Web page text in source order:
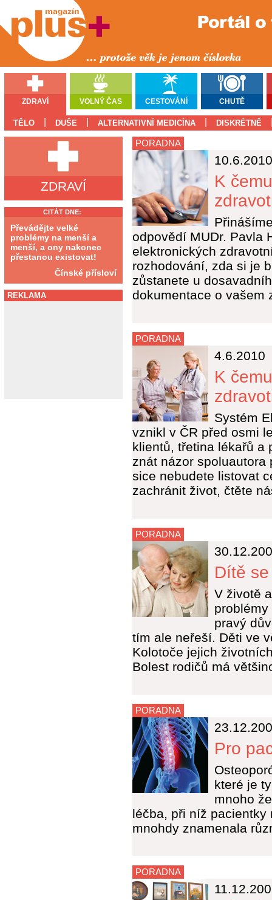
ZDRAVÍ VOLNÝ ČAS CESTOVÁNÍ CHUTĚ
TĚLO DUŠE ALTERNATIVNÍ MEDICÍNA DISKRÉTNĚ
PORADNA
10.6.2010
K
odpovědí MUDr. Pavla
elektronických
rozhodování, zda si je
zůstanete u
dokumentace o vašem
PORADNA
4.6.2010
K
Systém
vznikl v ČR před osmi
klientů, třetina lékařů a
znát názor
sice nebudete listovat
zachránit život, čtěte
PORADNA
Dítě
V životě
pravý
tím ale neřeší. Děti ve
Kolotoče jejich
Bolest rodičů má
PORADNA
Pro
které je
mnoho
léčba, při níž pacientky
mnohdy znamenala
PORADNA
ZDRAVÍ
CITÁT DNE:
Převádějte velké
problémy na menší a
menší, a ony nakonec
přestanou existovat!
Čínské přísloví
REKLAMA